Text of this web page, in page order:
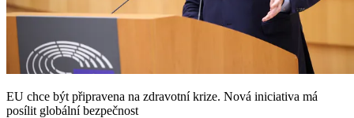
EU chce být připravena na zdravotní krize. Nová iniciativa má
posílit globální bezpečnost